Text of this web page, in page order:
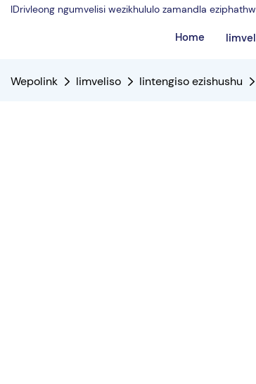
IDrivleong ngumvelisi wezikhululo zamandla
Home
Wepolink Iimveliso Iintengiso ezishushu